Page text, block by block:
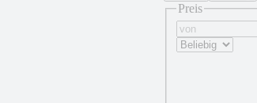
Preis